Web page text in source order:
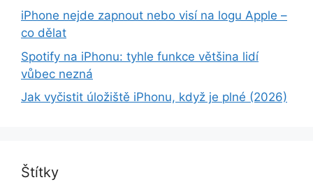
iPhone nejde zapnout nebo visí na logu Apple –
co dělat
Spotify na iPhonu: tyhle funkce většina lidí
vůbec nezná
Jak vyčistit úložiště iPhonu, když je plné (2026)
Štítky